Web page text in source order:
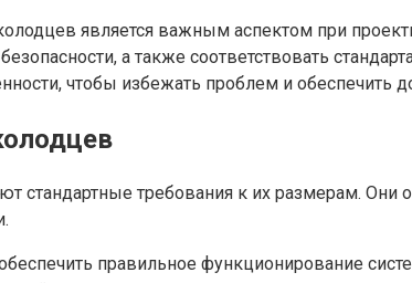
является важным аспектом при
а также соответствовать
чтобы избежать проблем и обеспечить
стандартные требования к их размерам. Они
правильное функционирование